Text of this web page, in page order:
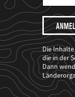
Mail
Adresse
Ich
möchte,
dass
der
WWF
mich
über
seine
Projekte
informiert.
Die
die in der
Dann